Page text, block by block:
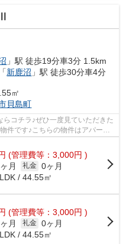
」駅 徒歩19分車3分 1.5km
「新鹿沼 」駅 徒歩30分車4分
㎡
貝島町
コチラ♪ぜひ一度見ていただきた
件です♪こちらの物件はアパート
(管理費等：3,000円 )
月 礼金 0ヶ月
/ 44.55㎡
(管理費等：3,000円 )
月 礼金 0ヶ月
/ 44.55㎡